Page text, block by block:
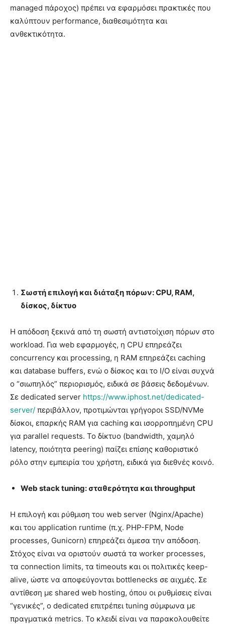
managed πάροχος) πρέπει να εφαρμόσει πρακτικές που
καλύπτουν performance, διαθεσιμότητα και
ανθεκτικότητα.
Σωστή επιλογή και διάταξη πόρων:CPU, RAM,
δίσκος, δίκτυο
Η απόδοση ξεκινά από τη σωστή αντιστοίχιση πόρων στο
workload. Για web εφαρμογές, η CPU επηρεάζει
concurrency και processing, η RAM επηρεάζει caching
και database buffers, ενώ ο δίσκος και το I/O είναι συχνά
ο “σιωπηλός” περιορισμός, ειδικά σε βάσεις δεδομένων.
Σε dedicated server https://www.iphost.net/dedicated-
server/ περιβάλλον, προτιμώνται γρήγοροι SSD/NVMe
δίσκοι, επαρκής RAM για caching και ισορροπημένη CPU
για parallel requests. Το δίκτυο (bandwidth, χαμηλό
latency, ποιότητα peering) παίζει επίσης καθοριστικό
ρόλο στην εμπειρία του χρήστη, ειδικά για διεθνές κοινό.
Web stack tuning: σταθερότητα καιthroughput
Η επιλογή και ρύθμιση του web server (Nginx/Apache)
και του application runtime (π.χ. PHP-FPM, Node
processes, Gunicorn) επηρεάζει άμεσα την απόδοση.
Στόχος είναι να οριστούν σωστά τα worker processes,
τα connection limits, τα timeouts και οι πολιτικές keep-
alive, ώστε να αποφεύγονται bottlenecks σε αιχμές. Σε
αντίθεση με shared web hosting, όπου οι ρυθμίσεις είναι
“γενικές”, ο dedicated επιτρέπει tuning σύμφωνα με
πραγματικά metrics. Το κλειδί είναι να παρακολουθείτε